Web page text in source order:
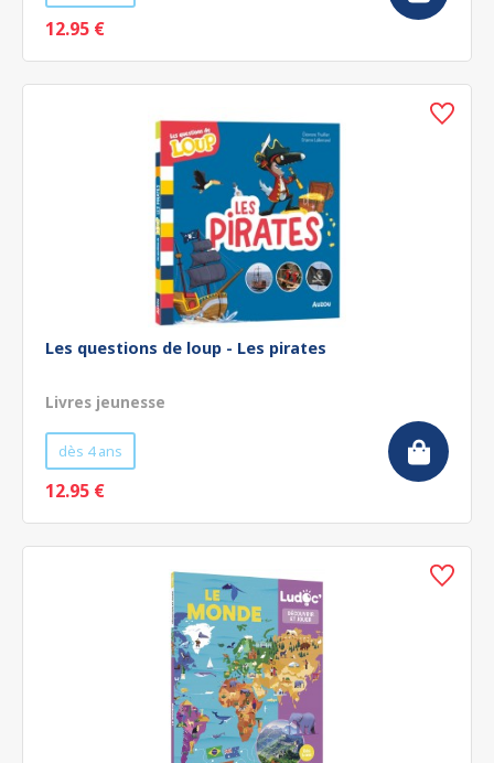
12.95 €
Les questions de loup - Les pirates
Livres jeunesse
dès 4 ans
12.95 €